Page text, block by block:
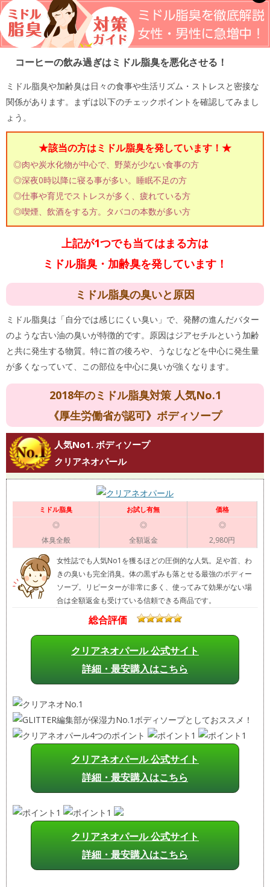
コーヒーの飲み過ぎはミドル脂臭を悪化させる！
ミドル脂臭や加齢臭は日々の食事や生活リズム・ストレスと密接な
関係があります。まずは以下のチェックポイントを確認してみまし
ょう。
★該当の方はミドル脂臭を発しています！★
◎肉や炭水化物が中心で、野菜が少ない食事の方
◎深夜0時以降に寝る事が多い。睡眠不足の方
◎仕事や育児でストレスが多く、疲れている方
◎喫煙、飲酒をする方。タバコの本数が多い方
上記が1つでも当てはまる方は
ミドル脂臭・加齢臭を発しています！
ミドル脂臭の臭いと原因
ミドル脂臭は「自分では感じにくい臭い」で、発酵の進んだバター
のような古い油の臭いが特徴的です。原因はジアセチルという加齢
と共に発生する物質。特に首の後ろや、うなじなどを中心に発生量
が多くなっていて、この部位を中心に臭いが強くなります。
2018年のミドル脂臭対策 人気No.1
《厚生労働省が認可》ボディソープ
人気No1. ボディソープ
クリアネオパール
ミドル脂臭 お試し有無 価格
◎
体臭全般
◎
全額返金
◎
2,980円
女性誌でも人気No1を獲るほどの圧倒的な人気。足や首、わ
きの臭いも完全消臭。体の黒ずみも落とせる最強のボディー
ソープ。リピーターが非常に多く、使ってみて効果がない場
合は全額返金も受けている信頼できる商品です。
総合評価
クリアネオパール 公式サイト
詳細・最安購入はこちら
クリアネオパール 公式サイト
詳細・最安購入はこちら
クリアネオパール 公式サイト
詳細・最安購入はこちら